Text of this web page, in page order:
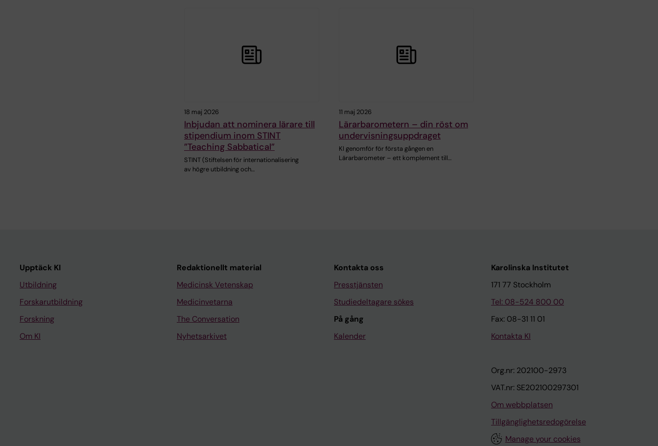
18 maj 2026
Inbjudan att nominera lärare till
stipendium inom STINT
”Teaching Sabbatical”
STINT (Stiftelsen för internationalisering
av högre utbildning och…
11 maj 2026
Lärarbarometern – din röst om
undervisningsuppdraget
KI genomför för första gången en
Lärarbarometer – ett komplement till…
Upptäck KI
Utbildning
Forskarutbildning
Forskning
Om KI
Redaktionellt material
Medicinsk Vetenskap
Medicinvetarna
The Conversation
Nyhetsarkivet
Kontakta oss
Presstjänsten
Studiedeltagare sökes
På gång
Kalender
Karolinska Institutet
171 77 Stockholm
Tel: 08-524 800 00
Fax: 08-31 11 01
Kontakta KI
Org.nr: 202100-2973
VAT.nr: SE202100297301
Om webbplatsen
Tillgänglighetsredogörelse
Manage your cookies